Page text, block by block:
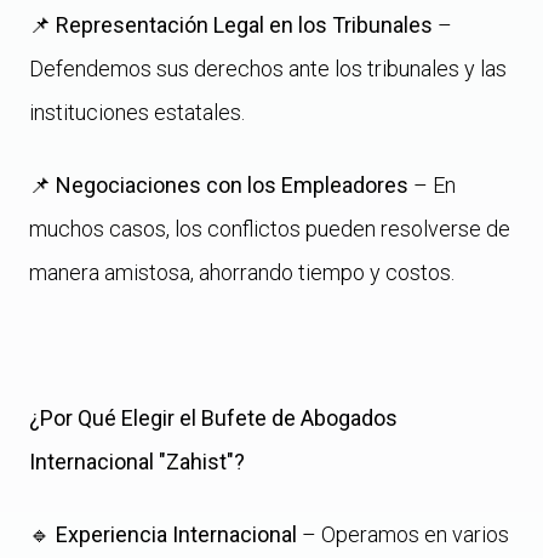
📌 Representación Legal en los Tribunales –
Defendemos sus derechos ante los tribunales y las
instituciones estatales.
📌 Negociaciones con los Empleadores – En
muchos casos, los conflictos pueden resolverse de
manera amistosa, ahorrando tiempo y costos.
¿Por Qué Elegir el Bufete de Abogados
Internacional "Zahist"?
🔹 Experiencia Internacional – Operamos en varios